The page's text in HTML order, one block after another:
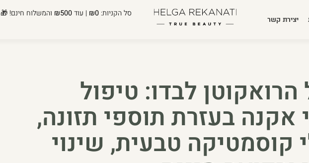
יצירת קשר
סל הקניות: ₪0 | עוד₪500 והמשלוח חינם! 🎁
לבדו: טיפול
אקנה בעזרת תוספי תזונה,
קוסמטיקה טבעית, שינוי